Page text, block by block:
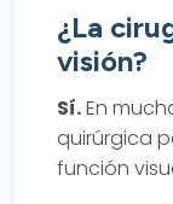
¿La
visión?
Sí.En
quirúrgica
función